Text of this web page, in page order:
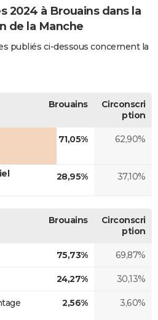
2024 à Brouains dans la
de la Manche
publiés ci-dessous concernent la
Brouains
Circonscri
ption
71,05% 62,90%
28,95% 37,10%
Brouains
Circonscri
ption
75,73% 69,87%
24,27% 30,13%
2,56% 3,60%